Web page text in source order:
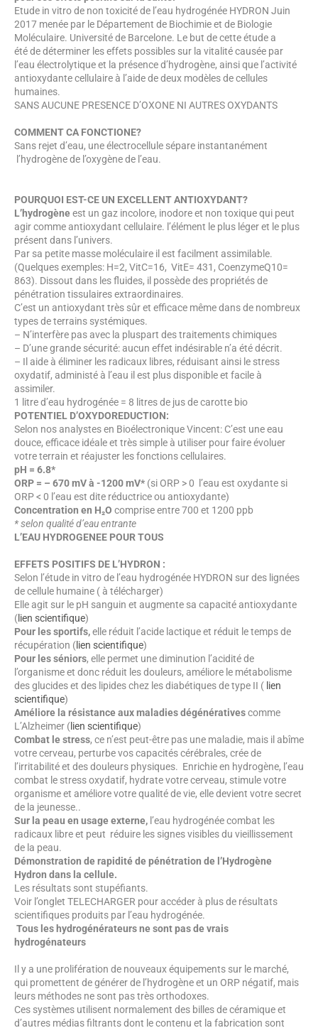
Etude in vitro de non toxicité de l’eau hydrogénée HYDRON Juin
2017 menée par le Département de Biochimie et de Biologie
Moléculaire. Université de Barcelone. Le but de cette étude a
été de déterminer les effets possibles sur la vitalité causée par
l’eau électrolytique et la présence d’hydrogène, ainsi que l’activité
antioxydante cellulaire à l’aide de deux modèles de cellules
humaines.
SANS AUCUNE PRESENCE D’OXONE NI AUTRES OXYDANTS
COMMENT CA FONCTIONE?
Sans rejet d’eau, une électrocellule sépare instantanément
l’hydrogène de l’oxygène de l’eau.
POURQUOI EST-CE UN EXCELLENT ANTIOXYDANT?
L’hydrogèneest un gaz incolore, inodore et non toxique qui peut
agir comme antioxydant cellulaire. l’élément le plus léger et le plus
présent dans l’univers.
Par sa petite masse moléculaire il est facilment assimilable.
(Quelques exemples: H=2, VitC=16, VitE= 431, CoenzymeQ10=
863). Dissout dans les fluides, il possède des propriétés de
pénétration tissulaires extraordinaires.
C’est un antioxydant très sûr et efficace même dans de nombreux
types de terrains systémiques.
– N’interfère pas avec la pluspart des traitements chimiques
– D’une grande sécurité: aucun effet indésirable n’a été décrit.
– Il aide à éliminer les radicaux libres, réduisant ainsi le stress
oxydatif, administé à l’eau il est plus disponible et facile à
assimiler.
1 litre d’eau hydrogénée = 8 litres de jus de carotte bio
POTENTIEL D’OXYDOREDUCTION:
Selon nos analystes en Bioélectronique Vincent: C’est une eau
douce, efficace idéale et très simple à utiliser pour faire évoluer
votre terrain et réajuster les fonctions cellulaires.
pH = 6.8*
ORP = – 670 mV à -1200 mV* (si ORP > 0 l’eau est oxydante si
ORP < 0 l’eau est dite réductrice ou antioxydante)
Concentration en H₂O comprise entre 700 et 1200 ppb
* selon qualité d’eau entrante
L’EAU HYDROGENEE POUR TOUS
EFFETS POSITIFS DE L’HYDRON :
Selon l’étude in vitro de l’eau hydrogénée HYDRON sur des lignées
de cellule humaine ( à télécharger)
Elle agit sur le pH sanguin et augmente sa capacité antioxydante
( lien scientifique)
Pour les sportifs,elle réduit l’acide lactique et réduit le temps de
récupération ( lien scientifique)
Pour les séniors, elle permet une diminution l’acidité de
l’organisme et donc réduit les douleurs, améliore le métabolisme
des glucides et des lipides chez les diabétiques de type II ( lien
scientifique)
Améliore la résistance aux maladies dégénérativescomme
L’Alzheimer ( lien scientifique)
Combat le stress, ce n’est peut-être pas une maladie, mais il abîme
votre cerveau, perturbe vos capacités cérébrales, crée de
l’irritabilité et des douleurs physiques. Enrichie en hydrogène, l’eau
combat le stress oxydatif, hydrate votre cerveau, stimule votre
organisme et améliore votre qualité de vie, elle devient votre secret
de la jeunesse..
Sur la peau en usage externe, l’eau hydrogénée combat les
radicaux libre et peut réduire les signes visibles du vieillissement
de la peau.
Démonstration de rapidité de pénétration de l’Hydrogène
Hydron dans la cellule.
Les résultats sont stupéfiants.
Voir l’onglet TELECHARGER pour accéder à plus de résultats
scientifiques produits par l’eau hydrogénée.
Tous les hydrogénérateurs ne sont pas de vrais
hydrogénateurs
Il y a une prolifération de nouveaux équipements sur le marché,
qui promettent de générer de l’hydrogène et un ORP négatif, mais
leurs méthodes ne sont pas très orthodoxes.
Ces systèmes utilisent normalement des billes de céramique et
d’autres médias filtrants dont le contenu et la fabrication sont